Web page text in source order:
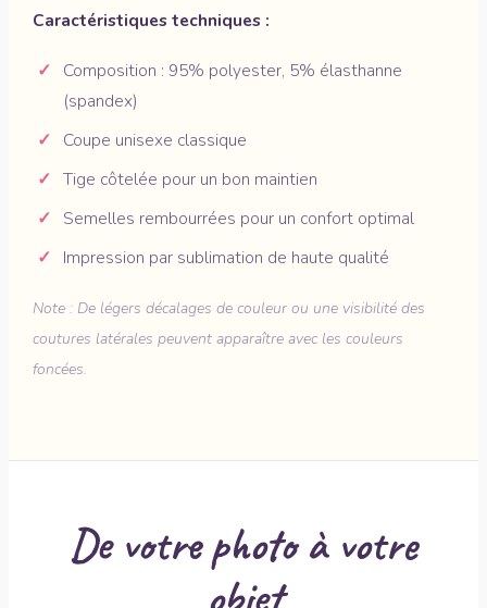
Caractéristiques techniques :
Composition : 95% polyester, 5% élasthanne
(spandex)
Coupe unisexe classique
Tige côtelée pour un bon maintien
Semelles rembourrées pour un confort optimal
Impression par sublimation de haute qualité
Note : De légers décalages de couleur ou une visibilité des
coutures latérales peuvent apparaître avec les couleurs
foncées.
De votre photo à votre